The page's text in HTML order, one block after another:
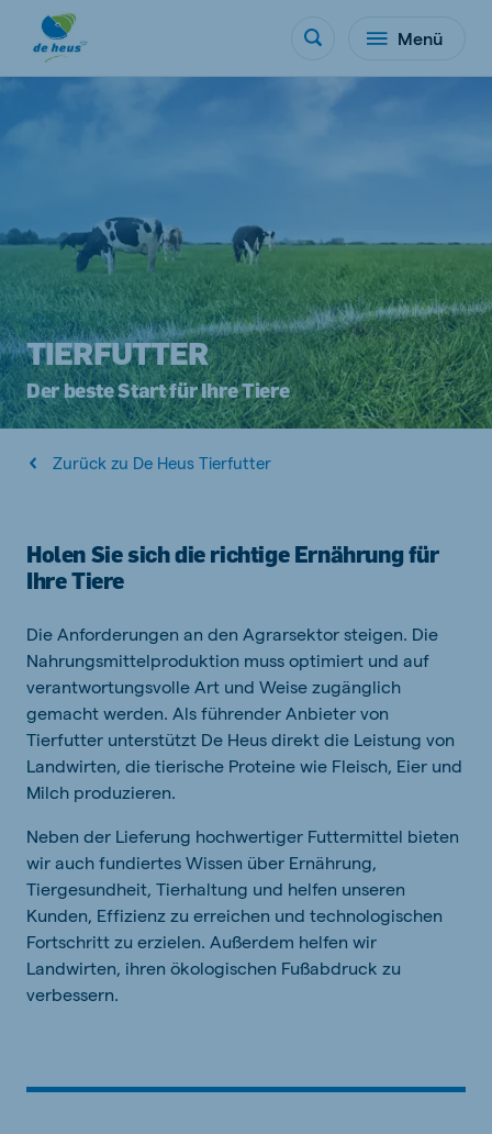
Menü
TIERFUTTER
Der beste Start für Ihre Tiere
Zurück zu De Heus Tierfutter
Holen Sie sich die richtige Ernährung für
Ihre Tiere
Die Anforderungen an den Agrarsektor steigen. Die
Nahrungsmittelproduktion muss optimiert und auf
verantwortungsvolle Art und Weise zugänglich
gemacht werden. Als führender Anbieter von
Tierfutter unterstützt De Heus direkt die Leistung von
Landwirten, die tierische Proteine wie Fleisch, Eier und
Milch produzieren.
Neben der Lieferung hochwertiger Futtermittel bieten
wir auch fundiertes Wissen über Ernährung,
Tiergesundheit, Tierhaltung und helfen unseren
Kunden, Effizienz zu erreichen und technologischen
Fortschritt zu erzielen. Außerdem helfen wir
Landwirten, ihren ökologischen Fußabdruck zu
verbessern.